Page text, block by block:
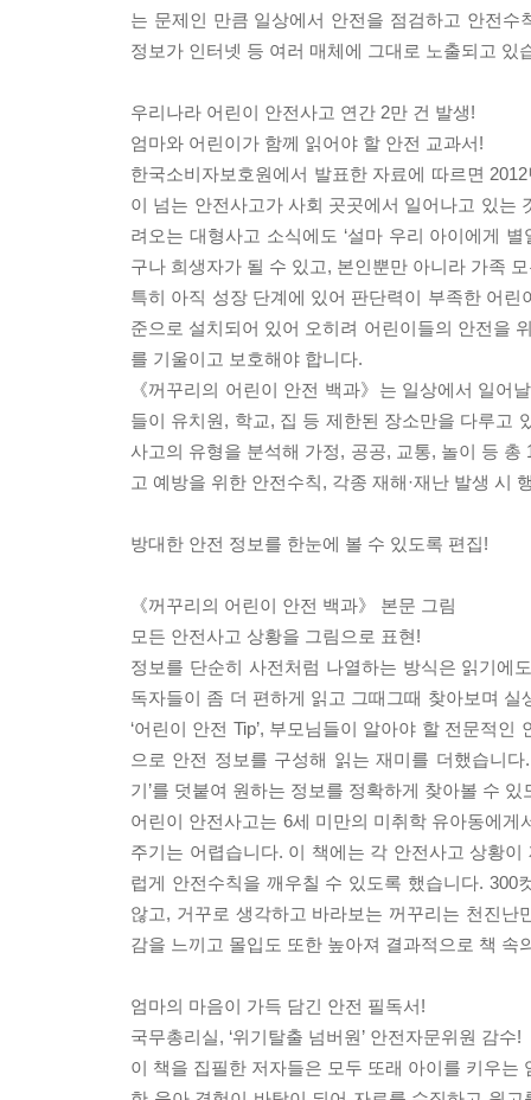
는 문제인 만큼 일상에서 안전을 점검하고 안전
정보가 인터넷 등 여러 매체에 그대로 노출되고 있
우리나라 어린이 안전사고 연간 2만 건 발생!
엄마와 어린이가 함께 읽어야 할 안전 교과서!
한국소비자보호원에서 발표한 자료에 따르면
이 넘는 안전사고가 사회 곳곳에서 일어나고 있는
려오는 대형사고 소식에도 ‘설마 우리 아이에게
구나 희생자가 될 수 있고, 본인뿐만 아니라 가족
특히 아직 성장 단계에 있어 판단력이 부족한 어
준으로 설치되어 있어 오히려 어린이들의 안전을
를 기울이고 보호해야 합니다.
《꺼꾸리의 어린이 안전 백과》는 일상에서 일
들이 유치원, 학교, 집 등 제한된 장소만을 다루고
사고의 유형을 분석해 가정, 공공, 교통, 놀이 등
고 예방을 위한 안전수칙, 각종 재해·재난 발생 시
방대한 안전 정보를 한눈에 볼 수 있도록 편집!
《꺼꾸리의 어린이 안전 백과》 본문 그림
모든 안전사고 상황을 그림으로 표현!
정보를 단순히 사전처럼 나열하는 방식은 읽기에
독자들이 좀 더 편하게 읽고 그때그때 찾아보며
‘어린이 안전 Tip’, 부모님들이 알아야 할 전문적인
으로 안전 정보를 구성해 읽는 재미를 더했습니
기’를 덧붙여 원하는 정보를 정확하게 찾아볼 수 있
어린이 안전사고는 6세 미만의 미취학 유아동에
주기는 어렵습니다. 이 책에는 각 안전사고 상황
럽게 안전수칙을 깨우칠 수 있도록 했습니다. 300
않고, 거꾸로 생각하고 바라보는 꺼꾸리는 천진
감을 느끼고 몰입도 또한 높아져 결과적으로 책
엄마의 마음이 가득 담긴 안전 필독서!
국무총리실, ‘위기탈출 넘버원’ 안전자문위원 감수!
이 책을 집필한 저자들은 모두 또래 아이를 키우